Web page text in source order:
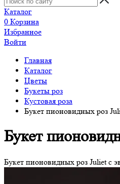
Каталог
0 Корзина
Избранное
Войти
Главная
Каталог
Цветы
Букеты роз
Кустовая роза
Букет пионовидных роз
Букет
Букет пионовидных роз Juliet с